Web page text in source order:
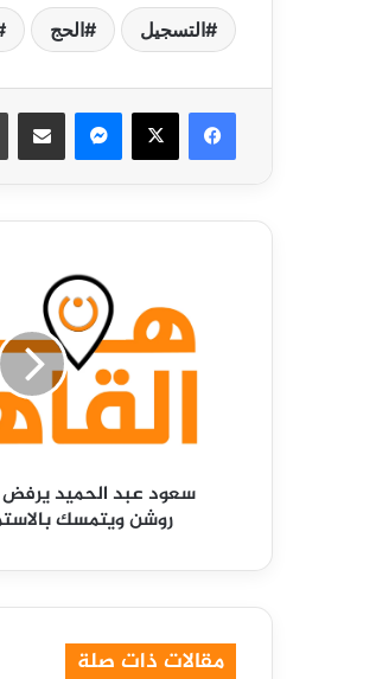
التسجيل الحج
فيسبوك ‫X ماسنجر مشاركة
العودة
بالاستمرارسعود عبد الحميد يرفض
روشن ويتمسك
مقالات ذات صلة